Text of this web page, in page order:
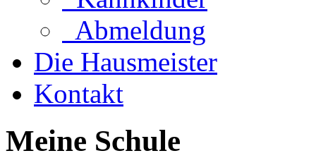
Abmeldung
Die Hausmeister
Kontakt
Meine Schule